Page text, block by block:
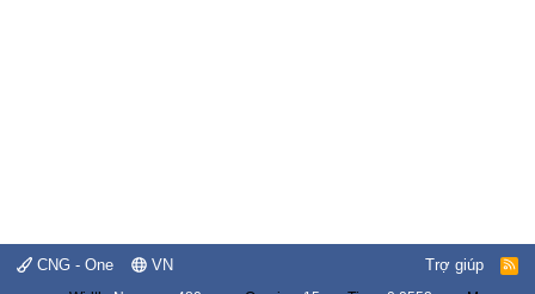
CNG - One VN Trợ giúp
R